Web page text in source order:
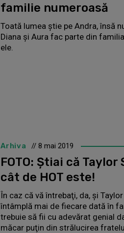
familie numeroasă
Toată lumea știe pe Andra, însă
Diana și Aura fac parte din
ele.
Arhiva // 8 mai 2019
FOTO: Știai că
cât de HOT este!
În caz că vă întrebaţi, da, şi
întâmplă mai de fiecare dată în
trebuie să fii cu adevărat genial
măcar puţin din strălucirea